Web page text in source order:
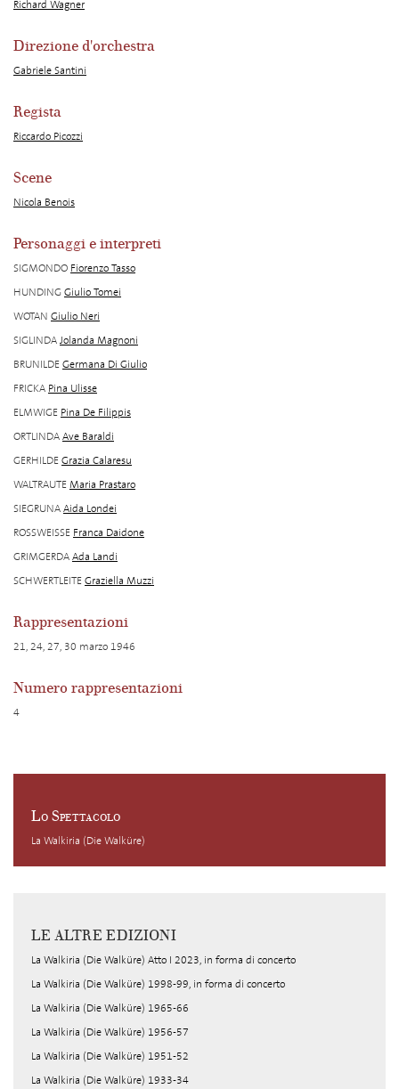
Richard Wagner
Direzione d'orchestra
Gabriele Santini
Regista
Riccardo Picozzi
Scene
Nicola Benois
Personaggi e interpreti
SIGMONDO Fiorenzo Tasso
HUNDINGGiulio Tomei
WOTAN Giulio Neri
SIGLINDAJolanda Magnoni
BRUNILDEGermana Di Giulio
FRICKA Pina Ulisse
ELMWIGE Pina De Filippis
ORTLINDAAve Baraldi
GERHILDEGrazia Calaresu
WALTRAUTEMaria Prastaro
SIEGRUNAAida Londei
ROSSWEISSE Franca Daidone
GRIMGERDAAda Landi
SCHWERTLEITEGraziella Muzzi
Rappresentazioni
21, 24, 27, 30 marzo 1946
Numero rappresentazioni
4
Lo Spettacolo
La Walkiria (Die Walküre)
LE ALTRE EDIZIONI
La Walkiria (Die Walküre) Atto I 2023, in forma di concerto
La Walkiria (Die Walküre) 1998-99, in forma di concerto
La Walkiria (Die Walküre) 1965-66
La Walkiria (Die Walküre) 1956-57
La Walkiria (Die Walküre) 1951-52
La Walkiria (Die Walküre) 1933-34